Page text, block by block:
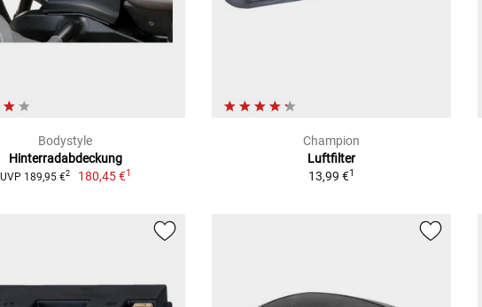
Bodystyle
Hinterradabdeckung
UVP 189,95 €2 180,45 €1
Champion
Luftfilter
13,99 €1